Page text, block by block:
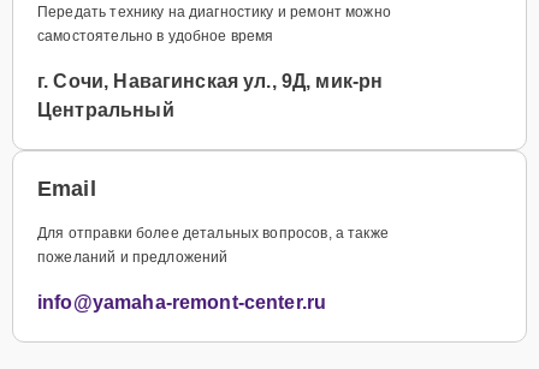
Передать технику на диагностику и ремонт можно
самостоятельно в удобное время
г. Сочи, Навагинская ул., 9Д, мик-рн
Центральный
Email
Для отправки более детальных вопросов, а также
пожеланий и предложений
info@yamaha-remont-center.ru